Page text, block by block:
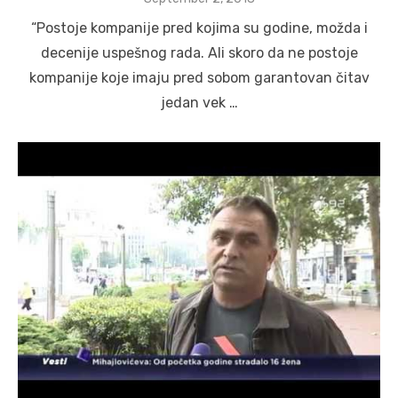
“Postoje kompanije pred kojima su godine, možda i
decenije uspešnog rada. Ali skoro da ne postoje
kompanije koje imaju pred sobom garantovan čitav
jedan vek …